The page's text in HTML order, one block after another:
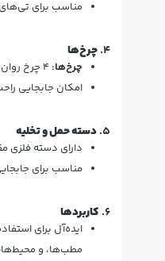
مناسب برای
4. چرخ‌ها
چرخ‌ها: 4 چرخ روان و بی‌صدا
امکان جابجایی
5. دسته حمل و تخلیه
دارای دسته فلزی
مناسب برای
6. کاربردها
ایده‌آل برای
مطب‌ها، و محیط‌هایی با